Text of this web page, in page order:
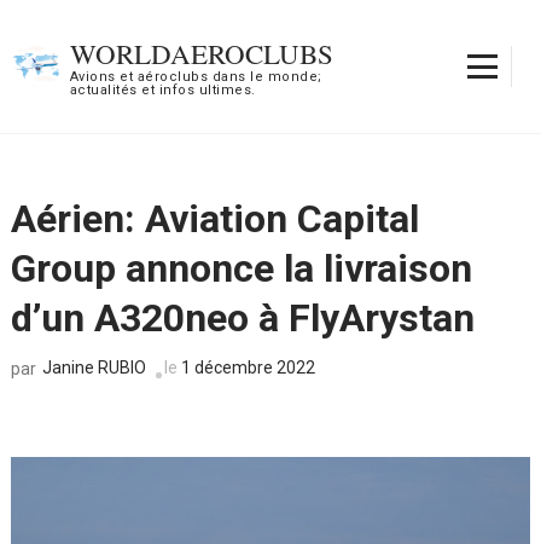
contenu
WORLDAEROCLUBS
Avions et aéroclubs dans le monde;
actualités et infos ultimes.
Aérien: Aviation Capital
Group annonce la livraison
d’un A320neo à FlyArystan
par Janine RUBIO le 1 décembre 2022